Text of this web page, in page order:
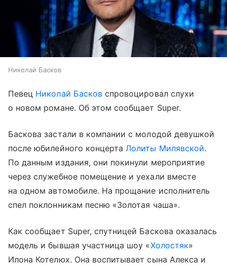
Николай Басков
Певец Николай Басковспровоцировал слухи
о новом романе. Об этом сообщает Super.
Баскова застали в компании с молодой девушкой
после юбилейного концертаЛолиты Милявской.
По данным издания, они покинули мероприятие
через служебное помещение и уехали вместе
на одном автомобиле. На прощание исполнитель
спел поклонникам песню «Золотая чаша».
Как сообщает Super, спутницей Баскова оказалась
модель и бывшая участница шоу «Холостяк»
Илона Котелюх. Она воспитывает сына Алекса и